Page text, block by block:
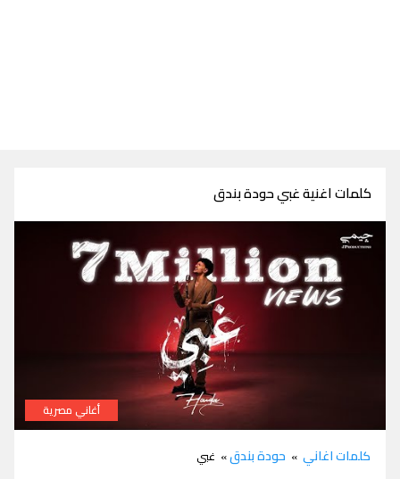
كلمات اغنية غبي حودة بندق
أغاني مصرية
كلمات اغاني » حودة بندق» غبي